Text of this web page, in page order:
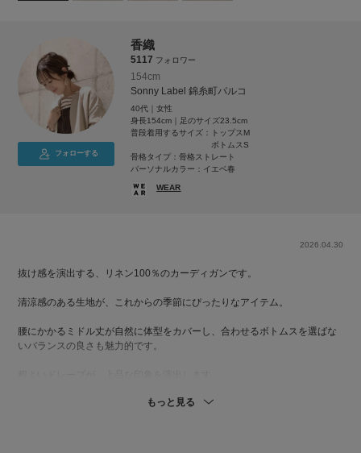
フォローする
香織
5117 フォロワー
154cm
Sonny Label 錦糸町パルコ
40代｜女性
身長154cm｜足のサイズ23.5cm
普段着用するサイズ：
トップスM
ボトムスS
骨格タイプ：骨格ストレート
パーソナルカラー：イエベ春
WEAR
2026.04.30
抜け感を演出する、リネン100％のカーディガンです。
清涼感のある生地が、これからの季節にぴったりなアイテム。
腰にかかるミドル丈が自然に体型をカバーし、合わせるボトムスを選ばな
いバランスの良さも魅力的です。
気温調節や日除け対策として長く活躍する一枚です。
もっと見る